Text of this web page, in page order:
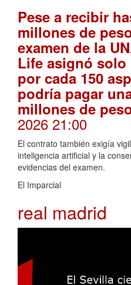
Pese a recibir
millones de
examen de la
Life asignó
por cada 150
podría pagar
millones de
2026 21:00
El contrato también exigía
inteligencia artificial y la
evidencias del examen.
El Imparcial
real madrid